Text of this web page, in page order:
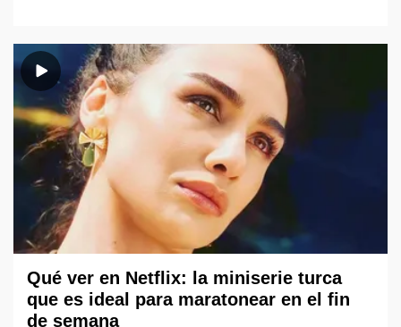
Qué ver en Netflix: la miniserie turca
que es ideal para maratonear en el fin
de semana